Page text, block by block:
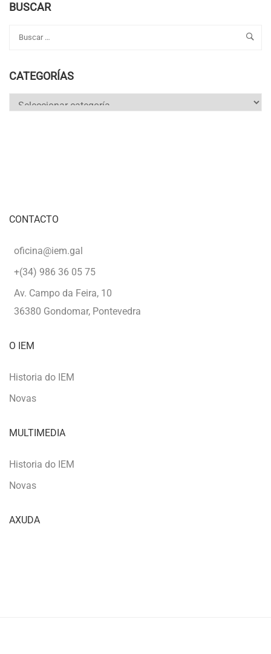
BUSCAR
CATEGORÍAS
Categorías
CONTACTO
oficina@iem.gal
+(34) 986 36 05 75
Av. Campo da Feira, 10
36380 Gondomar, Pontevedra
O IEM
Historia do IEM
Novas
MULTIMEDIA
Historia do IEM
Novas
AXUDA